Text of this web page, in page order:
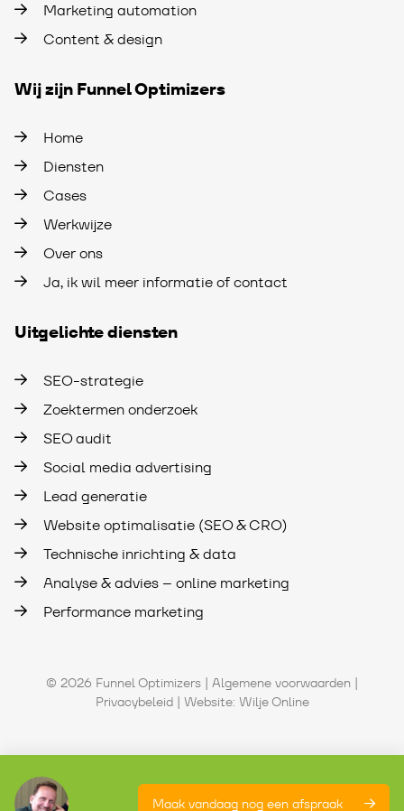
Maak vandaag nog een afspraak
Marketing automation
Content & design
Wij zijn Funnel Optimizers
Home
Diensten
Cases
Werkwijze
Over ons
Ja, ik wil meer informatie of contact
Uitgelichte diensten
SEO-strategie
Zoektermen onderzoek
SEO audit
Social media advertising
Lead generatie
Website optimalisatie (SEO & CRO)
Technische inrichting & data
Analyse & advies – online marketing
Performance marketing
© 2026 Funnel Optimizers | Algemene voorwaarden |
Privacybeleid| Website: Wilje Online